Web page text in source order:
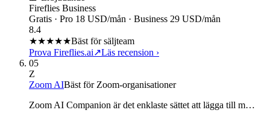
Fireflies Business
Gratis · Pro 18 USD/mån · Business 29 USD/mån
8.4
★★★★★Bäst för säljteam
Prova Fireflies.ai↗Läs recension ›
05
Z
Zoom AIBäst för Zoom-organisationer
Zoom AI Companion är det enklaste sättet att lägga till m…